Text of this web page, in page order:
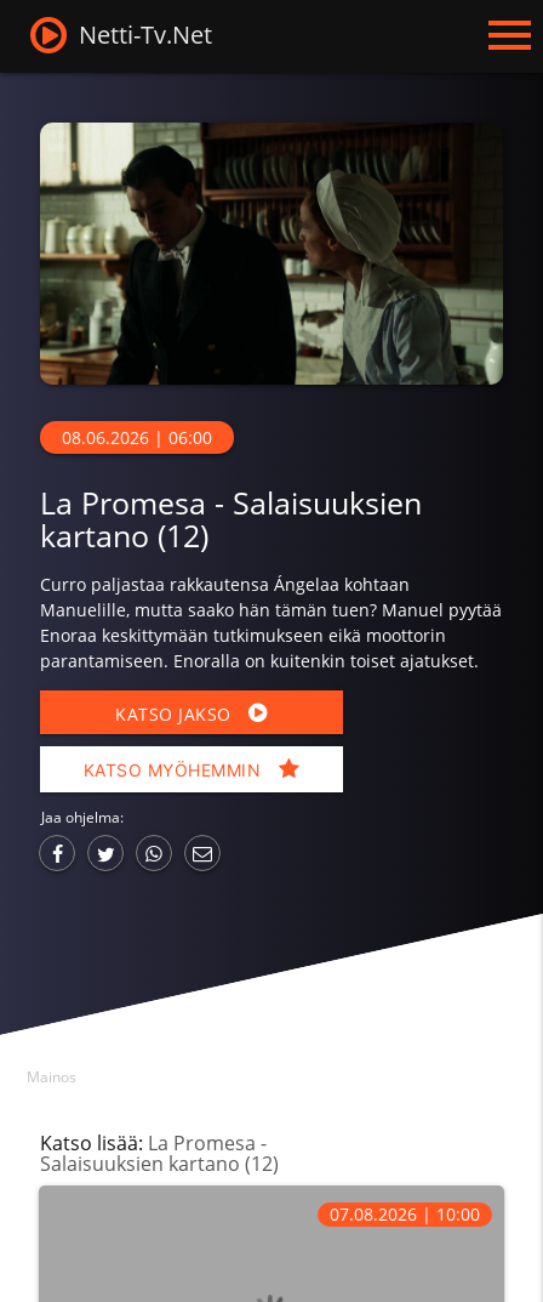
Netti-Tv.Net
08.06.2026 | 06:00
La Promesa - Salaisuuksien
kartano (12)
Curro paljastaa rakkautensa Ángelaa kohtaan
Manuelille, mutta saako hän tämän tuen? Manuel pyytää
Enoraa keskittymään tutkimukseen eikä moottorin
parantamiseen. Enoralla on kuitenkin toiset ajatukset.
KATSO JAKSO
KATSO MYÖHEMMIN
Jaa ohjelma:
Mainos
Katso lisää: La Promesa -
Salaisuuksien kartano (12)
07.08.2026 | 10:00